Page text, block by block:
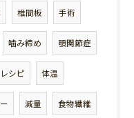
椎間板 手術
噛み締め 顎関節症
レシピ 体温
減量 食物繊維